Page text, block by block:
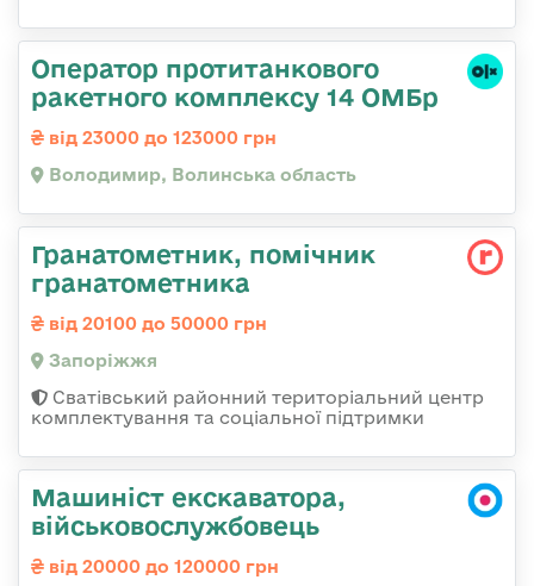
Оператор протитанкового
ракетного комплексу 14 ОМБр
від 23000 до 123000 грн
Володимир, Волинська область
Гранатометник, помічник
гранатометника
від 20100 до 50000 грн
Запоріжжя
Сватівський районний територіальний центр
комплектування та соціальної підтримки
Машиніст екскаватора,
військовослужбовець
від 20000 до 120000 грн